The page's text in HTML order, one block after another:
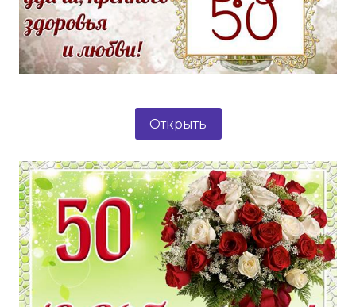
Открыть